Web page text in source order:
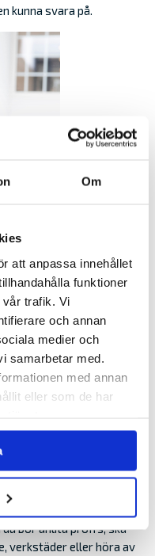
Om
att anpassa innehållet
funktioner
trafik. Vi
och annan
medier och
samarbetar med.
med annan
eller som de har
kunna svara på.
arbetet på
i de flesta fall ett
och även system
och förbrukning.
och batterisystemet ska
bör anlita proffs, ska
verkstäder eller höra av